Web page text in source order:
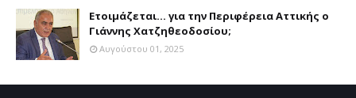
Ετοιμάζεται... για την Περιφέρεια Αττικής ο
Γιάννης Χατζηθεοδοσίου;
Αυγούστου 01, 2025